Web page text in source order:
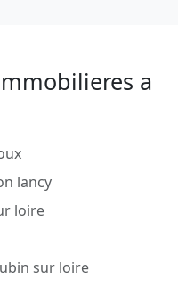
a
lancy
loire
sur loire